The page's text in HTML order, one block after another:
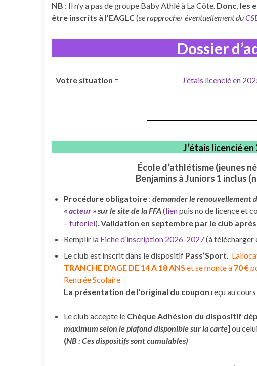
NB : Il n’y a pas de groupe Baby Athlé à La Côte. Donc, les
être inscrits à l’EAGLC(se rapprocher éventuellement du
Dossier
Votre situation = J’étais licencié en
J’étais licencié
École d’athlétisme (jeunes
Benjamins à Juniors 1 inclus
Procédure obligatoire : demander le renouvellement
«acteur » sur le site de la FFA(lienpuis no de licence et
– tutoriel).Validation en septembre par le club
Remplir la Fiche d’inscription 2026-2027(à télécharger
Le club est inscrit dans le dispositif Pass’Sport.
TRANCHE D’AGE DE 14 A 18 ANS et se monte à 70 €
Rentrée Scolaire
La présentation de l’original du coupon reçu au
Le club accepte le Chèque Adhésion du dispositif
maximum selon le plafond disponible sur la carte] ou
(NB : Ces dispositifs sont cumulables)